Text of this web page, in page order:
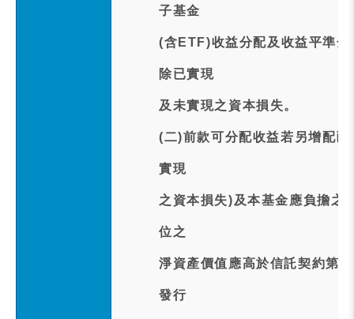
子基金
(含ETF)收益分配及收益平準
除已實現
及未實現之資本損失。
(二)前款可分配收益若另增配
實現
之資本損失)及本基金應負擔之
位之
淨資產價值應高於信託契約第
發行